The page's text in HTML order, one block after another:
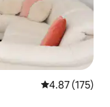
5 ರಲ್ಲಿ 4.87
4.87 (175)